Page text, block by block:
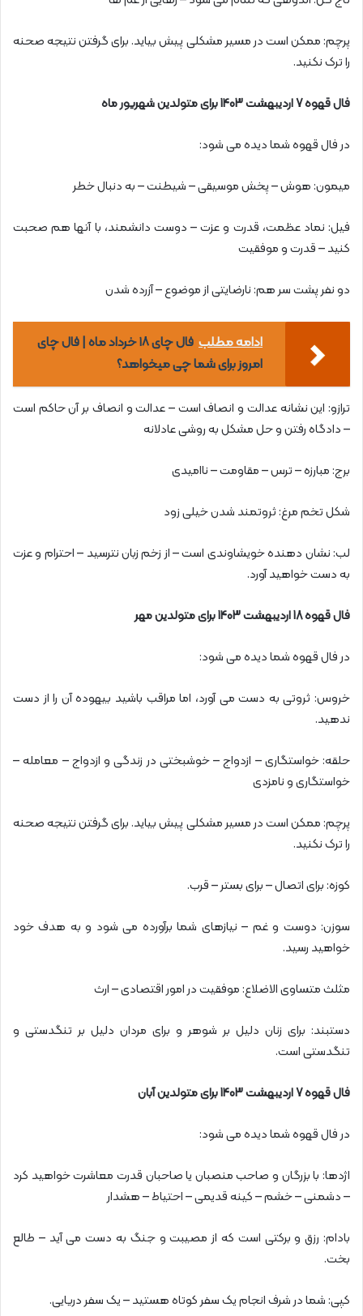
پرچم: ممکن است در مسیر مشکلی پیش بیاید. برای گرفتن نتیجه صحنه
را ترک نکنید.
فال قهوه 7 اردیبهشت 1403 برای متولدین شهریور ماه
در فال قهوه شما دیده می شود:
میمون: هوش – پخش موسیقی – شیطنت – به دنبال خطر
فیل: نماد عظمت، قدرت و عزت – دوست دانشمند، با آنها هم صحبت
کنید – قدرت و موفقیت
دو نفر پشت سر هم: نارضایتی از موضوع – آزرده شدن
ادامه مطلب
فال چای ۱۸ خرداد ماه | فال چای
امروز برای شما چی میخواهد؟
ترازو: این نشانه عدالت و انصاف است – عدالت و انصاف بر آن حاکم است
– دادگاه رفتن و حل مشکل به روشی عادلانه
برج: مبارزه – ترس – مقاومت – ناامیدی
شکل تخم مرغ: ثروتمند شدن خیلی زود
لب: نشان دهنده خویشاوندی است – از زخم زبان نترسید – احترام و عزت
به دست خواهید آورد.
فال قهوه 18 اردیبهشت 1403 برای متولدین مهر
در فال قهوه شما دیده می شود:
خروس: ثروتی به دست می آورد، اما مراقب باشید بیهوده آن را از دست
ندهید.
حلقه: خواستگاری – ازدواج – خوشبختی در زندگی و ازدواج – معامله –
خواستگاری و نامزدی
پرچم: ممکن است در مسیر مشکلی پیش بیاید. برای گرفتن نتیجه صحنه
را ترک نکنید.
کوزه: برای اتصال – برای بستر – قرب.
سوزن: دوست و غم – نیازهای شما برآورده می شود و به هدف خود
خواهید رسید.
مثلث متساوی الاضلاع: موفقیت در امور اقتصادی – ارث
دستبند: برای زنان دلیل بر شوهر و برای مردان دلیل بر تنگدستی و
تنگدستی است.
فال قهوه 7 اردیبهشت 1403 برای متولدین آبان
در فال قهوه شما دیده می شود:
اژدها: با بزرگان و صاحب منصبان یا صاحبان قدرت معاشرت خواهید کرد
– دشمنی – خشم – کینه قدیمی – احتیاط – هشدار
بادام: رزق و برکتی است که از مصیبت و جنگ به دست می آید – طالع
بخت.
کپی: شما در شرف انجام یک سفر کوتاه هستید – یک سفر دریایی.